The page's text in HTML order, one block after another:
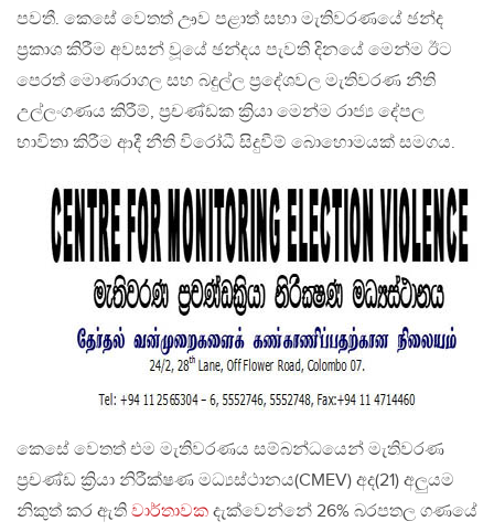
පවතී. කෙසේ වෙතත් ඌව පළාත් සභා මැතිවරණයේ ඡන්ද
ප්‍රකාශ කිරීම අවසන් වූයේ ඡන්දය පැවති දිනයේ මෙන්ම ඊට
පෙරත් මොණරාගල සහ බදුල්ල ප්‍රදේශවල මැතිවරණ නීති
උල්ලංගණය කිරීම්, ප්‍රචණ්ඩක ක්‍රියා මෙන්ම රාජ්‍ය දේපල
භාවිතා කිරීම ආදී නීති විරෝධී සිදුවීම් බොහොමයක් සමගය.
කෙසේ වෙතත් එම මැතිවරණය සම්බන්ධයෙන් මැතිවරණ
ප්‍රචණ්ඩ ක්‍රියා නිරීක්ෂණ මධ්‍යස්ථානය(CMEV) අද(21) අලුයම
නිකුත් කර ඇති වාර්තාවක දැක්වෙන්නේ 26% බරපතල ගණයේ